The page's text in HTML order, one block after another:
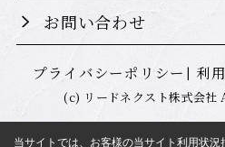
お問い合わせ
プライバシーポリシー 利
(c) リードネクスト株式会
当サイトでは、お客様の当サイト利用状